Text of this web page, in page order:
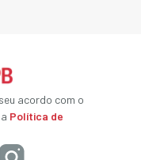
acordo com o
Política de